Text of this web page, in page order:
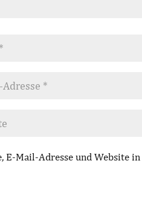
E-Mail-Adresse und Website